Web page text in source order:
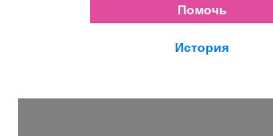
Помочь
История